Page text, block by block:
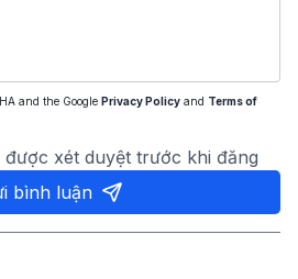
and the Google Privacy Policy and Terms of
xét duyệt trước khi đăng
bình luận